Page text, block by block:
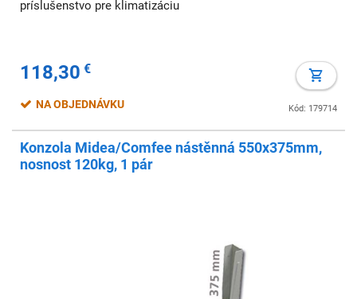
príslušenstvo pre klimatizáciu
118,30 €
Kód: 179714
NA OBJEDNÁVKU
Konzola Midea/Comfee nástěnná 550x375mm,
nosnost 120kg, 1 pár